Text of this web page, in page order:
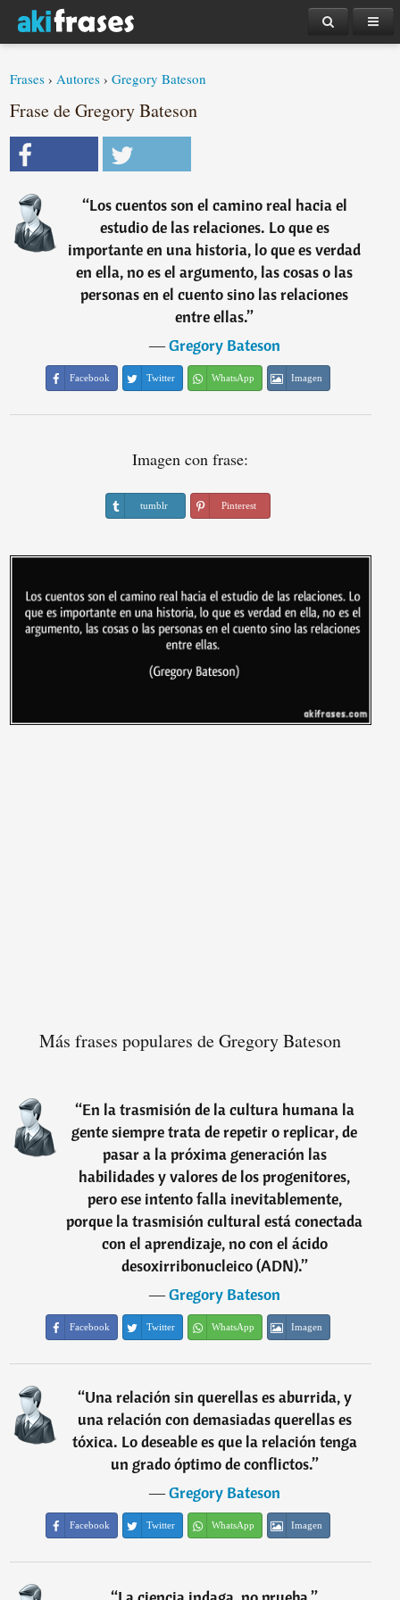
Frases ›Autores ›Gregory Bateson
Frase de Gregory Bateson
“Los cuentos son el camino real hacia el
estudio de las relaciones. Lo que es
importante en una historia, lo que es verdad
en ella, no es el argumento, las cosas o las
personas en el cuento sino las relaciones
entre ellas.”
―Gregory Bateson
Facebook Twitter WhatsApp Imagen
Imagen con frase:
tumblr Pinterest
Más frases populares de Gregory Bateson
“En la trasmisión de la cultura humana la
gente siempre trata de repetir o replicar, de
pasar a la próxima generación las
habilidades y valores de los progenitores,
pero ese intento falla inevitablemente,
porque la trasmisión cultural está conectada
con el aprendizaje, no con el ácido
desoxirribonucleico (ADN).”
―Gregory Bateson
Facebook Twitter WhatsApp Imagen
“Una relación sin querellas es aburrida, y
una relación con demasiadas querellas es
tóxica. Lo deseable es que la relación tenga
un grado óptimo de conflictos.”
―Gregory Bateson
Facebook Twitter WhatsApp Imagen